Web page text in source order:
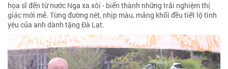
họa sĩ đến từ nước Nga xa xôi - biến thành những trải nghiệm thị
giác mới mẻ. Từng đường nét, nhịp màu, mảng khối đều tiết lộ tình
yêu của anh dành tặng Đà Lạt.